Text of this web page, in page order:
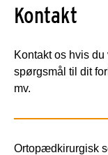
Kontakt
Kontakt os hvis
spørgsmål til dit
mv.
Ortopædkirurgisk